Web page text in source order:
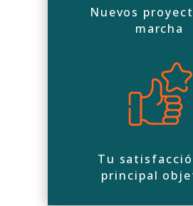
Nuevos
marcha
Tu
principal